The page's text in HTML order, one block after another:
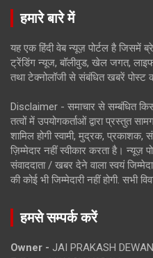
हमारे बारे में
यह एक हिंदी वेब न्यूज़ पोर्टल है जिसमें
ट्रेंडिंग न्यूज, बॉलीवुड, खेल जगत,
तथा टेक्नोलॉजी से संबंधित खबरें पोस्ट
Disclaimer - समाचार से सम्बंधित
तत्वों में उपयोगकर्ताओं द्वारा प्रस्तुत
शामिल होगी स्वामी, मुद्रक,
ज़िम्मेदार नहीं स्वीकार करता है। न्यूज़
संवाददाता / खबर देने वाला स्वयं
की कोई भी जिम्मेदारी नहीं होगी. सभी
हमसे सम्पर्क करें
Owner - JAI PRAKASH